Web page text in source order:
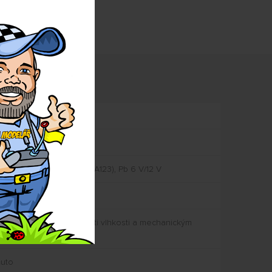
2–4S LiPo, Li-Ion, LiFe (A123), Pb 6 V/12 V
speciálním lakem proti vlhkosti a mechanickým